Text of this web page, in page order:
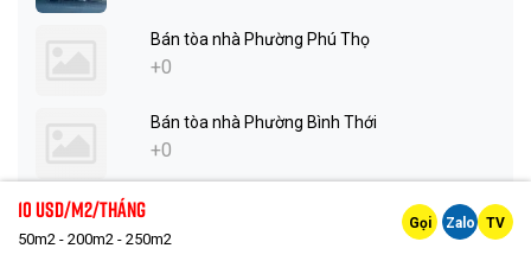
Bán tòa nhà Phường Phú Thọ
+0
Bán tòa nhà Phường Bình Thới
+0
+1
10 Usd/m2/tháng
50m2 - 200m2 - 250m2
Gọi Zalo TV